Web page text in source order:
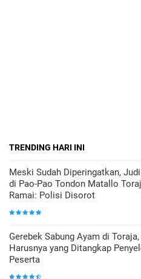
TRENDING HARI INI
Meski Sudah Diperingatkan,
di Pao-Pao Tondon Matallo
Ramai: Polisi Disorot
Gerebek Sabung Ayam di
Harusnya yang Ditangkap
Peserta